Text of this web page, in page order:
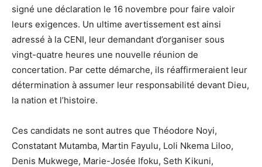
signé une déclaration le 16 novembre pour faire valoir
leurs exigences. Un ultime avertissement est ainsi
adressé à la CENI, leur demandant d’organiser sous
vingt-quatre heures une nouvelle réunion de
concertation. Par cette démarche, ils réaffirmeraient leur
détermination à assumer leur responsabilité devant Dieu,
la nation et l’histoire.
Ces candidats ne sont autres que Théodore Noyi,
Constatant Mutamba, Martin Fayulu, Loli Nkema Liloo,
Denis Mukwege, Marie-Josée Ifoku, Seth Kikuni,